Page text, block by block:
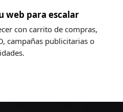
web para escalar
con carrito de compras,
campañas publicitarias o